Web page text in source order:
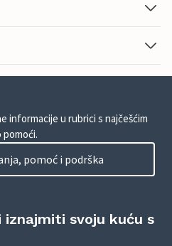
informacije u rubrici s najčešćim
pomoći.
pomoć i podrška
svoju kuću s